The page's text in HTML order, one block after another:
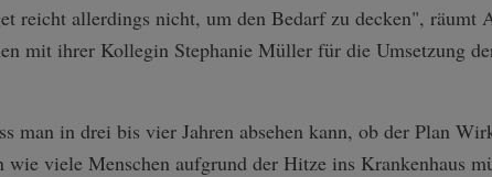
reicht allerdings nicht, um den Bedarf zu decken", räumt
mit ihrer Kollegin Stephanie Müller für die Umsetzung
man in drei bis vier Jahren absehen kann, ob der Plan
viele Menschen aufgrund der Hitze ins Krankenhaus